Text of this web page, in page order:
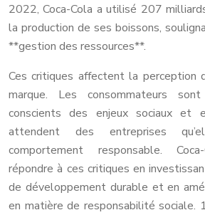
2022, Coca-Cola a utilisé 207
la production de ses boissons,
**gestion des ressources**.
Ces critiques affectent la perception
marque. Les consommateurs
conscients des enjeux sociaux et
attendent des entreprises
comportement responsable.
répondre à ces critiques en
de développement durable et en
en matière de responsabilité sociale.